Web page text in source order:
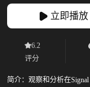
立即播放
6.2
评分
简介： 观察和分析在